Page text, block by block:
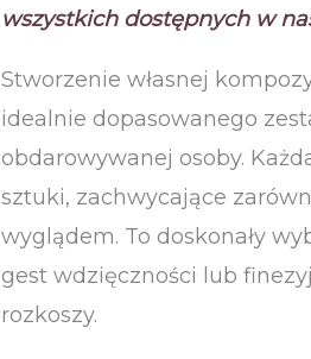
wszystkich dostępnych w
Stworzenie własnej
idealnie dopasowanego
obdarowywanej osoby.
sztuki, zachwycające
wyglądem. To doskonały
gest wdzięczności lub
rozkoszy.